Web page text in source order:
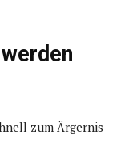
zum Ärgernis